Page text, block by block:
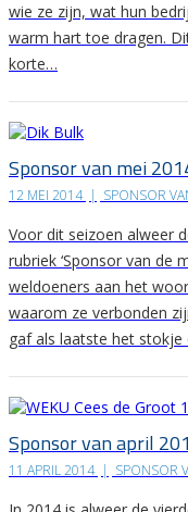
wie ze zijn, wat hun
warm hart toe dragen.
korte…
Sponsor van mei
12 MEI 2014 | SPONSOR
Voor dit seizoen alweer
rubriek ‘Sponsor van de
weldoeners aan het
waarom ze verbonden
gaf als laatste het
Sponsor van april
11 APRIL 2014 | SPONSOR